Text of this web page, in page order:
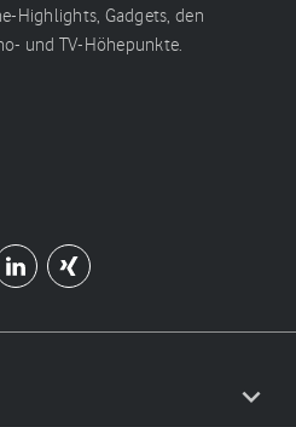
Highlights, Gadgets, den
und TV-Höhepunkte.